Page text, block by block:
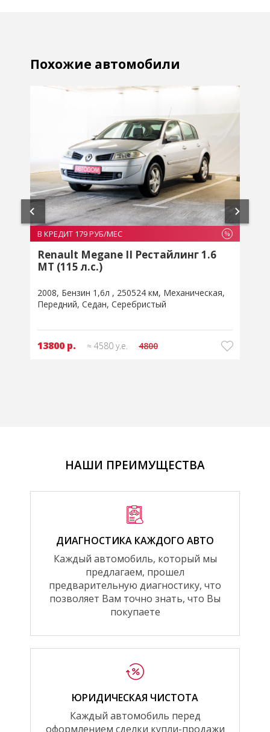
Похожие автомобили
В КРЕДИТ 153 РУБ/МЕС %
Renault Fluence I Рестайлинг 1.6 MT
(106 л.с.)
2014 Бензин 1,6л 259466 км Механическая
Передний Седан Белый
11800 р. ≈ 3919 у.е. 4093
НАШИ ПРЕИМУЩЕСТВА
ДИАГНОСТИКА КАЖДОГО АВТО
Каждый автомобиль, который мы
предлагаем, прошел
предварительную диагностику, что
позволяет Вам точно знать, что Вы
покупаете
ЮРИДИЧЕСКАЯ ЧИСТОТА
Каждый автомобиль перед
оформлением сделки купли-продажи